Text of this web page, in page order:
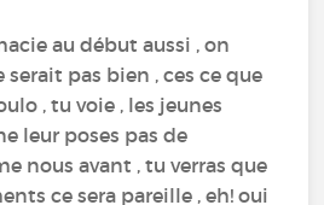
au début aussi , on
pas bien , ces ce que
, tu voie , les jeunes
leur poses pas de
nous avant , tu verras que
ce sera pareille , eh! oui